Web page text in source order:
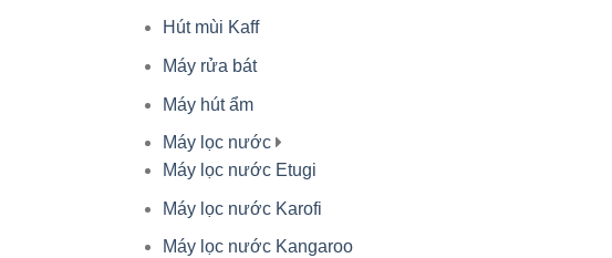
Hút mùi Kaff
Máy rửa bát
Máy hút ẩm
Máy lọc nước
Máy lọc nước Etugi
Máy lọc nước Karofi
Máy lọc nước Kangaroo